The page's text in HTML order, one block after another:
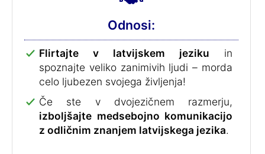
Odnosi:
Flirtajte v latvijskem jeziku in
spoznajte veliko zanimivih ljudi – morda
celo ljubezen svojega življenja!
Če ste v dvojezičnem razmerju,
izboljšajte medsebojno komunikacijo
z odličnim znanjem latvijskega jezika.